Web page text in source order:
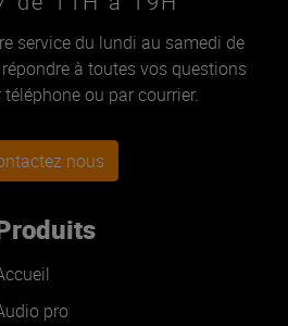
service du lundi au samedi de
à toutes vos questions
ou par courrier.
nous
pro